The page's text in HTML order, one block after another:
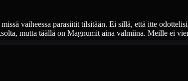
vaiheessa parasiitit tilsitään. Ei sillä, että itte
mutta täällä on Magnumit aina valmiina. Meille ei